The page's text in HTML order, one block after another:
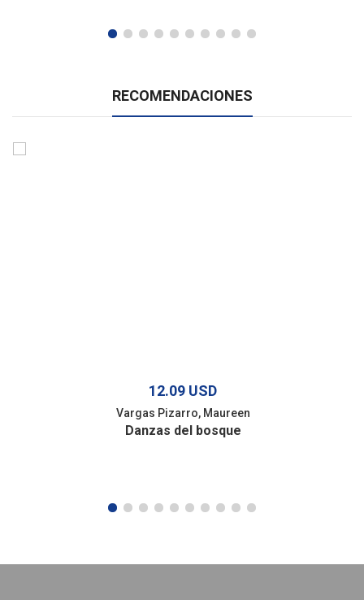
RECOMENDACIONES
12.09 USD
Vargas Pizarro, Maureen
Danzas del bosque